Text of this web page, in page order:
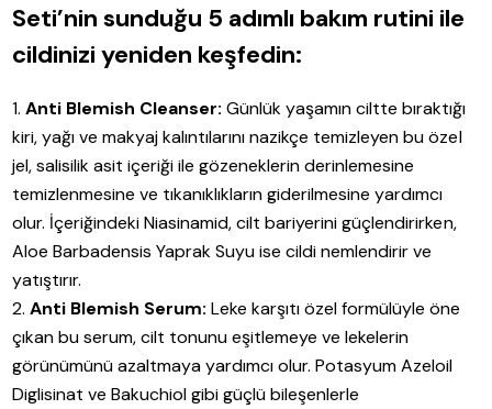
Seti’nin sunduğu 5 adımlı bakım rutini ile
cildinizi yeniden keşfedin:
Anti Blemish Cleanser: Günlük yaşamın ciltte bıraktığı
kiri, yağı ve makyaj kalıntılarını nazikçe temizleyen bu özel
jel, salisilik asit içeriği ile gözeneklerin derinlemesine
temizlenmesine ve tıkanıklıkların giderilmesine yardımcı
olur. İçeriğindeki Niasinamid, cilt bariyerini güçlendirirken,
Aloe Barbadensis Yaprak Suyu ise cildi nemlendirir ve
yatıştırır.
Anti Blemish Serum: Leke karşıtı özel formülüyle öne
çıkan bu serum, cilt tonunu eşitlemeye ve lekelerin
görünümünü azaltmaya yardımcı olur. Potasyum Azeloil
Diglisinat ve Bakuchiol gibi güçlü bileşenlerle